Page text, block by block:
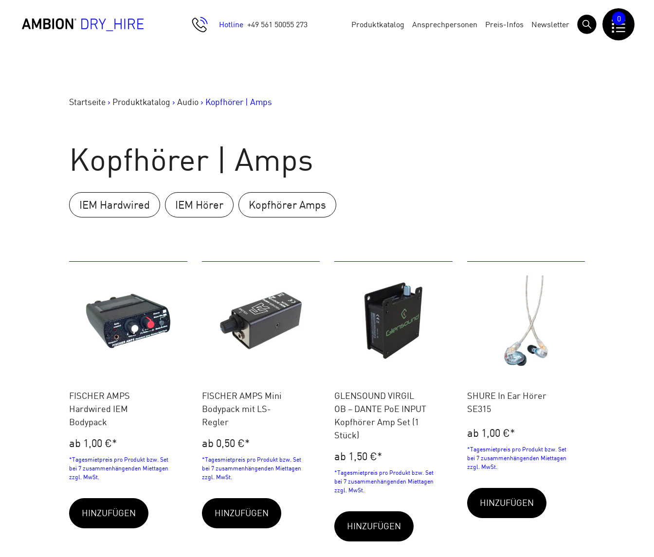
Hotline+49 561 50055 273 Produktkatalog Ansprechpersonen Preis-Infos Newsletter
0
Startseite > Produktkatalog > Audio > Kopfhörer | Amps
Kopfhörer | Amps
IEM Hardwired IEM Hörer Kopfhörer Amps
FISCHER AMPS
Hardwired IEM
Bodypack
ab 1,00 €*
*Tagesmietpreis pro Produkt bzw. Set
bei 7 zusammenhängenden Miettagen
zzgl. MwSt.
HINZUFÜGEN
FISCHER AMPS Mini
Bodypack mit LS-
Regler
ab 0,50 €*
*Tagesmietpreis pro Produkt bzw. Set
bei 7 zusammenhängenden Miettagen
zzgl. MwSt.
HINZUFÜGEN
GLENSOUND VIRGIL
OB – DANTE PoE INPUT
Kopfhörer Amp Set (1
Stück)
ab 1,50 €*
*Tagesmietpreis pro Produkt bzw. Set
bei 7 zusammenhängenden Miettagen
zzgl. MwSt.
HINZUFÜGEN
SHURE In Ear Hörer
SE315
ab 1,00 €*
*Tagesmietpreis pro Produkt bzw. Set
bei 7 zusammenhängenden Miettagen
zzgl. MwSt.
HINZUFÜGEN